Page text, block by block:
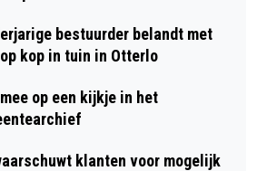
bestuurder belandt met
kop in tuin in Otterlo
op een kijkje in het
klanten voor mogelijk